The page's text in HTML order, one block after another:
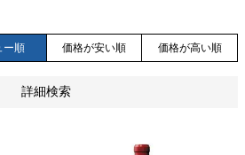
ー順 価格が安い順 価格が高い順
詳細検索